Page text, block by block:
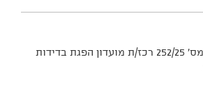
נספח לקול קורא מס' 252/25 רכז/ת מועדון הפגת בדידות